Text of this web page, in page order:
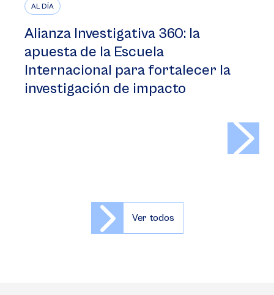
AL DÍA
Alianza Investigativa 360: la
apuesta de la Escuela
Internacional para fortalecer la
investigación de impacto
Ver todos